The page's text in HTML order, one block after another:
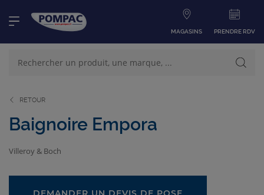
MAGASINS PRENDRE RDV
NOS PRODUITS
NOS CATÉGORIES
RETOUR
Baignoire Empora
Villeroy & Boch